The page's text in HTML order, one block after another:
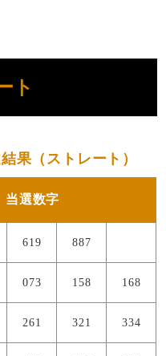
ト
果（ストレート）
当選数字
619 887
073 158 168
261 321 334